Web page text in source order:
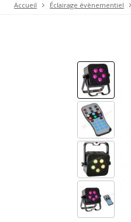
Accueil Éclairage évènementiel